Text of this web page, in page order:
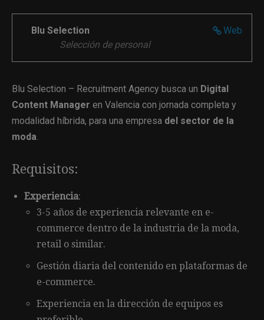
Web
Blu Selection
Selección de personal
Blu Selection – Recruitment Agency busca un Digital
Content Manager en Valencia con jornada completa y
modalidad híbrida, para una empresa del sector de la
moda
Requisitos:
Experiencia:
3-5 años de experiencia relevante en e-
commerce dentro de la industria de la moda,
retail o similar.
Gestión diaria del contenido en plataformas de
e-commerce.
Experiencia en la dirección de equipos es